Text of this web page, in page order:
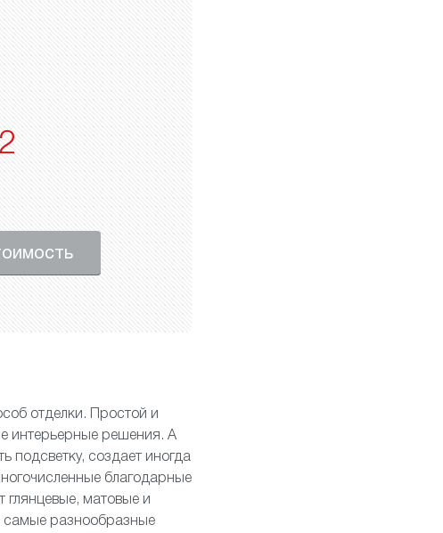
отделки. Простой и
интерьерные решения. А
подсветку, создает иногда
благодарные
глянцевые, матовые и
самые разнообразные